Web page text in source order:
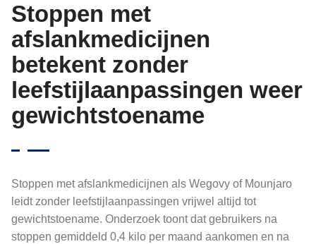
Stoppen met
afslankmedicijnen
betekent zonder
leefstijlaanpassingen weer
gewichtstoename
Stoppen met afslankmedicijnen als Wegovy of Mounjaro
leidt zonder leefstijlaanpassingen vrijwel altijd tot
gewichtstoename. Onderzoek toont dat gebruikers na
stoppen gemiddeld 0,4 kilo per maand aankomen en na